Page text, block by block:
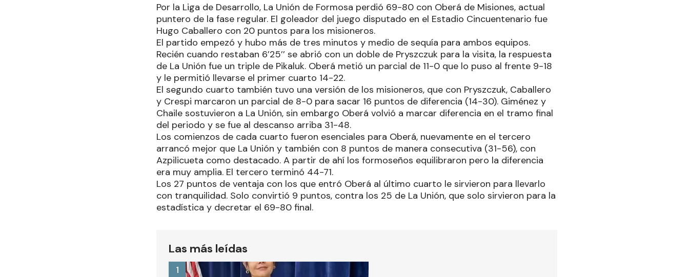
Por la Liga de Desarrollo, La Unión de Formosa perdió 69-80 con Oberá de Misiones, actual
puntero de la fase regular. El goleador del juego disputado en el Estadio Cincuentenario fue
Hugo Caballero con 20 puntos para los misioneros.
El partido empezó y hubo más de tres minutos y medio de sequía para ambos equipos.
Recién cuando restaban 6’25’’ se abrió con un doble de Pryszczuk para la visita, la respuesta
de La Unión fue un triple de Pikaluk. Oberá metió un parcial de 11-0 que lo puso al frente 9-18
y le permitió llevarse el primer cuarto 14-22.
El segundo cuarto también tuvo una versión de los misioneros, que con Pryszczuk, Caballero
y Crespi marcaron un parcial de 8-0 para sacar 16 puntos de diferencia (14-30). Giménez y
Chaile sostuvieron a La Unión, sin embargo Oberá volvió a marcar diferencia en el tramo final
del periodo y se fue al descanso arriba 31-48.
Los comienzos de cada cuarto fueron esenciales para Oberá, nuevamente en el tercero
arrancó mejor que La Unión y también con 8 puntos de manera consecutiva (31-56), con
Azpilicueta como destacado. A partir de ahí los formoseños equilibraron pero la diferencia
era muy amplia. El tercero terminó 44-71.
Los 27 puntos de ventaja con los que entró Oberá al último cuarto le sirvieron para llevarlo
con tranquilidad. Solo convirtió 9 puntos, contra los 25 de La Unión, que solo sirvieron para la
estadística y decretar el 69-80 final.
Las más leídas
1